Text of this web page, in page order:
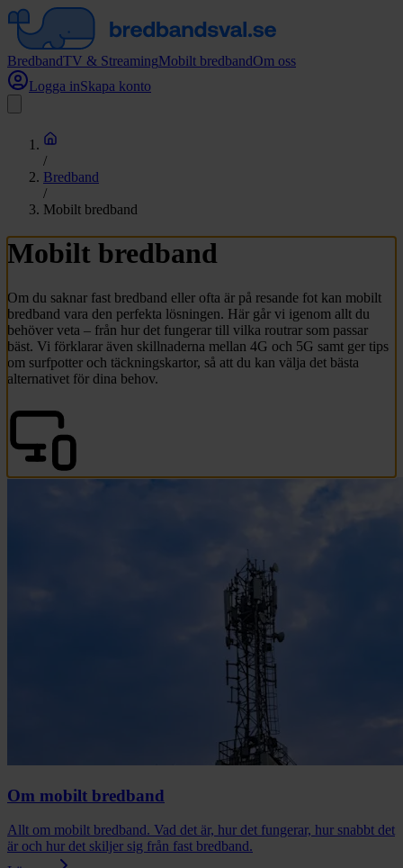
BredbandTV & StreamingMobilt bredbandOm oss
Logga inSkapa konto
/
Bredband
/
Mobilt bredband
Mobilt bredband
Om du saknar fast bredband eller ofta är på resande fot kan mobilt
bredband vara den perfekta lösningen. Här går vi igenom allt du
behöver veta – från hur det fungerar till vilka routrar som passar
bäst. Vi förklarar även skillnaderna mellan 4G och 5G samt ger tips
om surfpotter och täckningskartor, så att du kan välja det bästa
alternativet för dina behov.
Om mobilt bredband
Allt om mobilt bredband. Vad det är, hur det fungerar, hur snabbt det
är och hur det skiljer sig från fast bredband.